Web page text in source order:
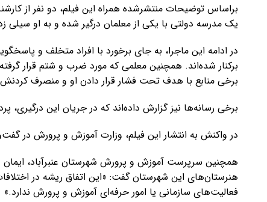
براساس توضیحات منتشرشده همراه این فیلم، دو نفر از
یک مدرسه دولتی با یکی از معلمان درگیر شده و به او سیلی
در ادامه این ماجرا، به جای برخورد با افراد متخلف و
برکنار شده‌اند. همچنین معلمی که مورد ضرب و شتم قرار
برخی منابع با هدف تحت فشار قرار دادن او و منصرف
برخی رسانه‌ها نیز گزارش داده‌اند که در جریان این
در واکنش به انتشار این فیلم، وزارت آموزش و پرورش در
همچنین سرپرست آموزش و پرورش شهرستان عنبرآباد، ایمان
هنرستان‌های این شهرستان گفت: «این اتفاق ریشه در
فعالیت‌های سازمانی یا امور حرفه‌ای آموزش و پرورش ندارد.»